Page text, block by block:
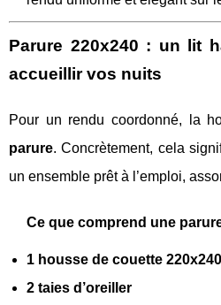
Parure 220x240 : un lit
accueillir vos nuits
Pour un rendu coordonné, la
parure. Concrètement, cela
un ensemble prêt à l’emploi,
Ce que comprend une
1 housse de couette
2 taies d’oreiller